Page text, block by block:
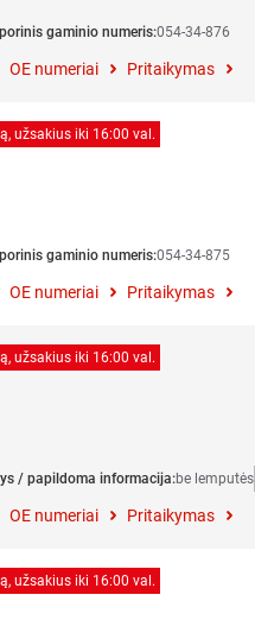
porinis gaminio numeris:054-34-876
OE numeriai Pritaikymas
užsakius iki 16:00 val.
porinis gaminio numeris:054-34-875
OE numeriai Pritaikymas
užsakius iki 16:00 val.
/ papildoma informacija:be lemputės
OE numeriai Pritaikymas
užsakius iki 16:00 val.